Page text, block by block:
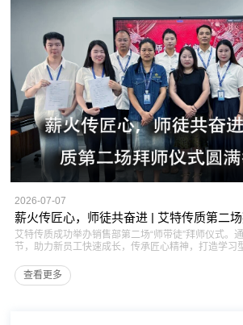
2026-07-07
艾特传质成功举办销售部第二场“师带徒”拜师仪式。
节，助力新员工快速成长，传承匠心精神，打造学习
查看更多